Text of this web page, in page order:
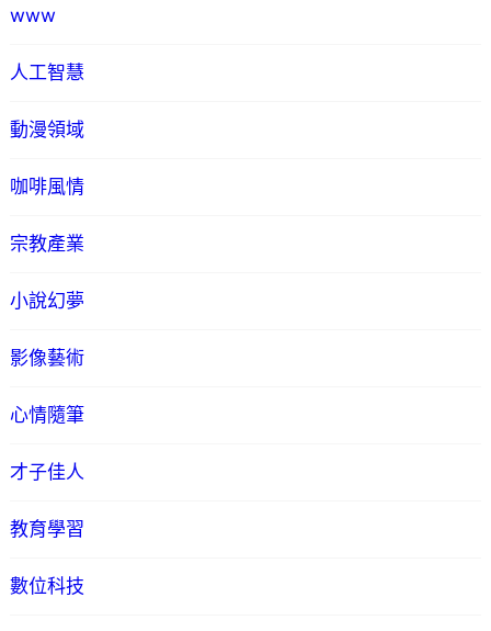
www
人工智慧
動漫領域
咖啡風情
宗教產業
小說幻夢
影像藝術
心情隨筆
才子佳人
教育學習
數位科技